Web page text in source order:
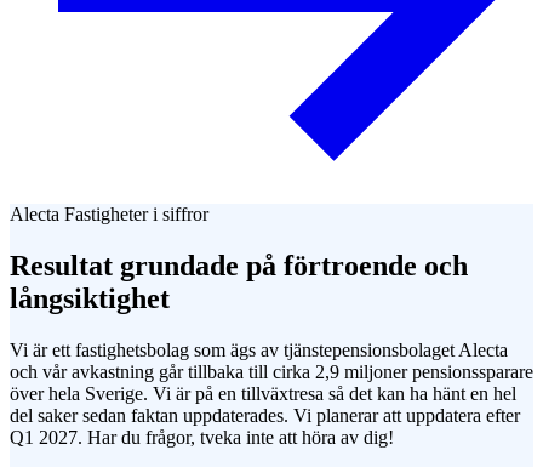
Alecta Fastigheter i siffror
Resultat grundade på förtroende och
långsiktighet
Vi är ett fastighetsbolag som ägs av tjänstepensionsbolaget Alecta
och vår avkastning går tillbaka till cirka 2,9 miljoner pensionssparare
över hela Sverige. Vi är på en tillväxtresa så det kan ha hänt en hel
del saker sedan faktan uppdaterades. Vi planerar att uppdatera efter
Q1 2027. Har du frågor, tveka inte att höra av dig!